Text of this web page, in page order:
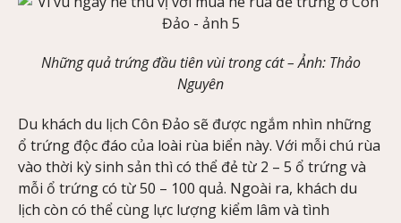
Những quả trứng đầu tiên vùi trong cát –Ảnh: Thảo
Nguyên
Du khách du lịch Côn Đảo sẽ được ngắm nhìn những
ổ trứng độc đáo của loài rùa biển này. Với mỗi chú rùa
vào thời kỳ sinh sản thì có thể đẻ từ 2 – 5 ổ trứng và
mỗi ổ trứng có từ 50 – 100 quả. Ngoài ra, khách du
lịch còn có thể cùng lực lượng kiểm lâm và tình